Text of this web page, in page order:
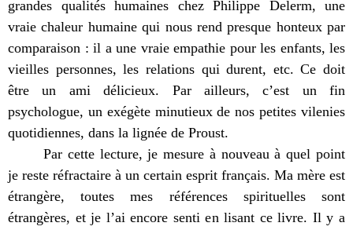
grandes qualités humaines chez Philippe Delerm, une
vraie chaleur humaine qui nous rend presque honteux par
comparaison : il a une vraie empathie pour les enfants, les
vieilles personnes, les relations qui durent, etc. Ce doit
être un ami délicieux. Par ailleurs, c’est un fin
psychologue, un exégète minutieux de nos petites vilenies
quotidiennes, dans la lignée de Proust.
Par cette lecture, je mesure à nouveau à quel point
je reste réfractaire à un certain esprit français. Ma mère est
étrangère, toutes mes références spirituelles sont
étrangères, et je l’ai encore senti en lisant ce livre. Il y a